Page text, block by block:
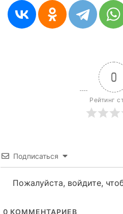
0
Рейтинг
Подписаться
Пожалуйста, войдите,
0 КОММЕНТАРИЕВ